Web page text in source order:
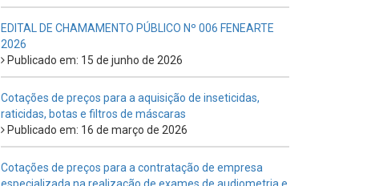
EDITAL DE CHAMAMENTO PÚBLICO Nº 006 FENEARTE
2026
Publicado em: 15 de junho de 2026
Cotações de preços para a aquisição de inseticidas,
raticidas, botas e filtros de máscaras
Publicado em: 16 de março de 2026
Cotações de preços para a contratação de empresa
especializada na realização de exames de audiometria e